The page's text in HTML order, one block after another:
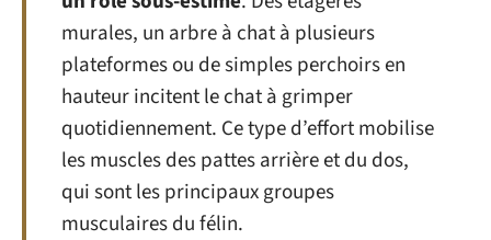
murales, un arbre à chat à plusieurs
plateformes ou de simples perchoirs en
hauteur incitent le chat à grimper
quotidiennement. Ce type d’effort mobilise
les muscles des pattes arrière et du dos,
qui sont les principaux groupes
musculaires du félin.